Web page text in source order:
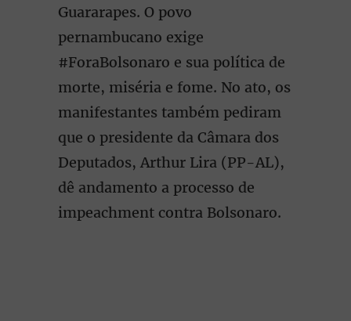
Guararapes. O povo
pernambucano exige
#ForaBolsonaro e sua política de
morte, miséria e fome. No ato, os
manifestantes também pediram
que o presidente da Câmara dos
Deputados, Arthur Lira (PP-AL),
dê andamento a processo de
impeachment contra Bolsonaro.